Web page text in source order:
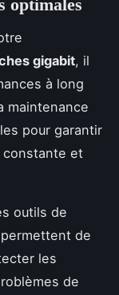
optimales
gigabit, il
à long
maintenance
pour garantir
constante et
outils de
de
les
de